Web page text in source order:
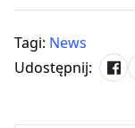
Tagi: News
Udostępnij: